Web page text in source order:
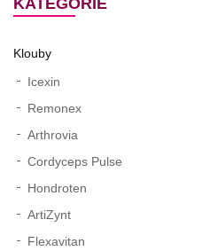
KATEGORIE
Klouby
Icexin
Remonex
Arthrovia
Cordyceps Pulse
Hondroten
ArtiZynt
Flexavitan